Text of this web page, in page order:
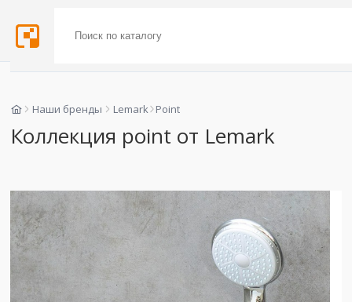
Наши бренды Lemark Point
Коллекция point от Lemark